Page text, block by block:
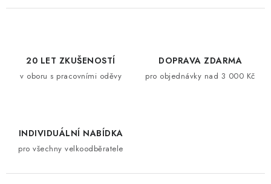
20 LET ZKUŠENOSTÍ
v oboru s pracovními oděvy
DOPRAVA ZDARMA
pro objednávky nad 3 000 Kč
INDIVIDUÁLNÍ NABÍDKA
pro všechny velkoodběratele